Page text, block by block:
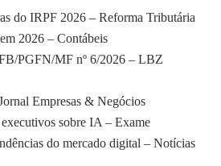
do IRPF 2026 – Reforma Tributária
2026 – Contábeis
PGFN/MF nº 6/2026 – LBZ
Empresas & Negócios
sobre IA – Exame
do mercado digital – Notícias